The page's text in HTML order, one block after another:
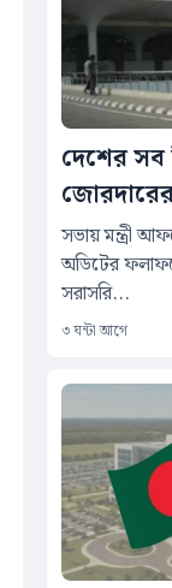
দেশের সব
জোরদারের
সভায় মন্ত্রী
অডিটের
সরাসরি...
৩ ঘন্টা আগে